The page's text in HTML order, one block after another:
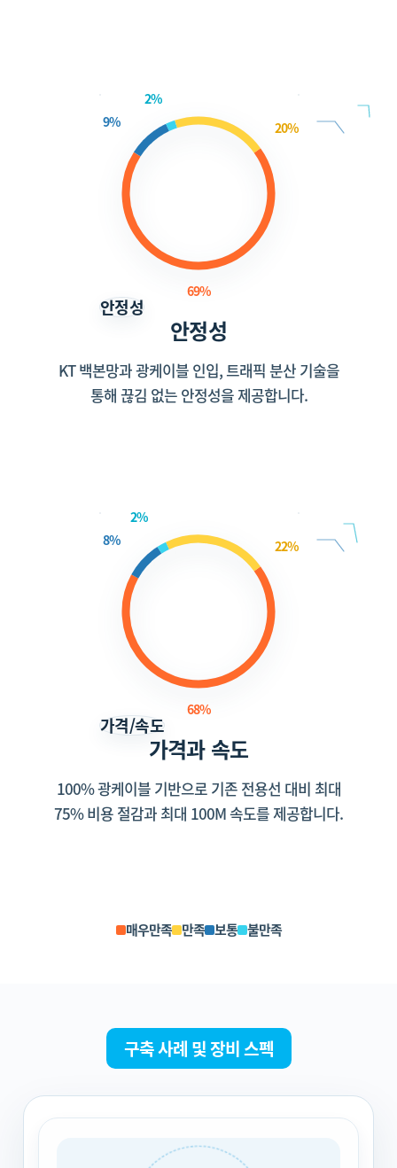
안정성
69%
20%
9%
2%
안정성
KT 백본망과 광케이블 인입, 트래픽 분산 기술을
통해 끊김 없는 안정성을 제공합니다.
가격/속도
68%
22%
8%
2%
가격과 속도
100% 광케이블 기반으로 기존 전용선 대비 최대
75% 비용 절감과 최대 100M 속도를 제공합니다.
매우만족 만족 보통 불만족
구축 사례 및 장비 스펙